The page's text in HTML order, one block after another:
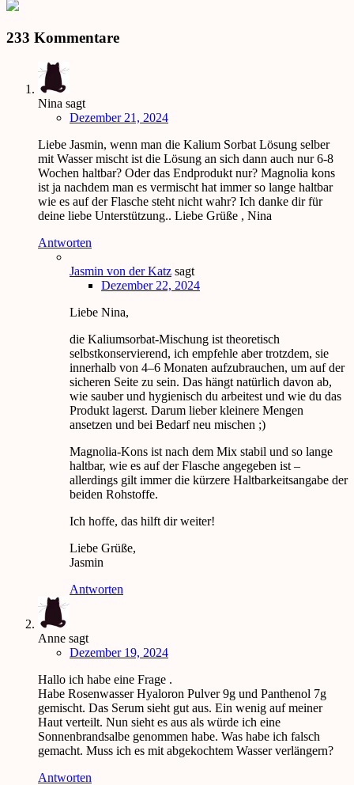
233 Kommentare
Nina sagt
Dezember 21, 2024
Liebe Jasmin, wenn man die Kalium Sorbat Lösung selber
mit Wasser mischt ist die Lösung an sich dann auch nur 6-8
Wochen haltbar? Oder das Endprodukt nur? Magnolia kons
ist ja nachdem man es vermischt hat immer so lange haltbar
wie es auf der Flasche steht nicht wahr? Ich danke dir für
deine liebe Unterstützung.. Liebe Grüße , Nina
Antworten
Jasmin von der Katz sagt
Dezember 22, 2024
Liebe Nina,
die Kaliumsorbat-Mischung ist theoretisch
selbstkonservierend, ich empfehle aber trotzdem, sie
innerhalb von 4–6 Monaten aufzubrauchen, um auf der
sicheren Seite zu sein. Das hängt natürlich davon ab,
wie sauber und hygienisch du arbeitest und wie du das
Produkt lagerst. Darum lieber kleinere Mengen
ansetzen und bei Bedarf neu mischen ;)
Magnolia-Kons ist nach dem Mix stabil und so lange
haltbar, wie es auf der Flasche angegeben ist –
allerdings gilt immer die kürzere Haltbarkeitsangabe der
beiden Rohstoffe.
Ich hoffe, das hilft dir weiter!
Liebe Grüße,
Jasmin
Antworten
Anne sagt
Dezember 19, 2024
Hallo ich habe eine Frage .
Habe Rosenwasser Hyaloron Pulver 9g und Panthenol 7g
gemischt. Das Serum sieht gut aus. Ein wenig auf meiner
Haut verteilt. Nun sieht es aus als würde ich eine
Sonnenbrandsalbe genommen habe. Was habe ich falsch
gemacht. Muss ich es mit abgekochtem Wasser verlängern?
Antworten